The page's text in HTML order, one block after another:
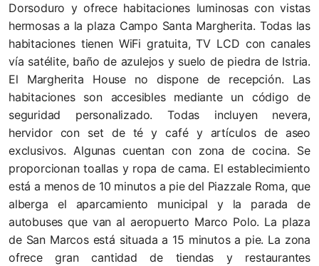
Dorsoduro y ofrece habitaciones luminosas con vistas
hermosas a la plaza Campo Santa Margherita. Todas las
habitaciones tienen WiFi gratuita, TV LCD con canales
vía satélite, baño de azulejos y suelo de piedra de Istria.
El Margherita House no dispone de recepción. Las
habitaciones son accesibles mediante un código de
seguridad personalizado. Todas incluyen nevera,
hervidor con set de té y café y artículos de aseo
exclusivos. Algunas cuentan con zona de cocina. Se
proporcionan toallas y ropa de cama. El establecimiento
está a menos de 10 minutos a pie del Piazzale Roma, que
alberga el aparcamiento municipal y la parada de
autobuses que van al aeropuerto Marco Polo. La plaza
de San Marcos está situada a 15 minutos a pie. La zona
ofrece gran cantidad de tiendas y restaurantes